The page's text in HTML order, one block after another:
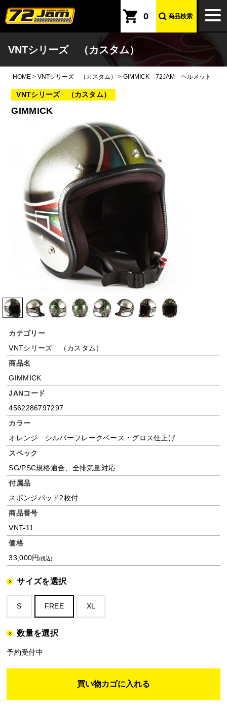
本文へ
0 商品検索
VNTシリーズ （カスタム）
HOME > VNTシリーズ （カスタム） > GIMMICK 72JAM ヘルメット
VNTシリーズ （カスタム）
GIMMICK
カテゴリー
VNTシリーズ （カスタム）
商品名
GIMMICK
JANコード
4562286797297
カラー
オレンジ シルバーフレークベース・グロス仕上げ
スペック
SG/PSC規格適合、全排気量対応
付属品
スポンジパッド2枚付
商品番号
VNT-11
価格
33,000円(税込)
サイズを選択
S FREE XL
数量を選択
予約受付中